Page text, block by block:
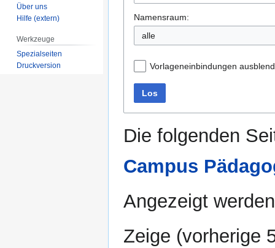
Namensraum:
alle
Vorlageneinbindungen
Los
Die folgenden
Campus
Angezeigt
Zeige (vorherige
Über uns
Hilfe (extern)
Werkzeuge
Spezialseiten
Druckversion